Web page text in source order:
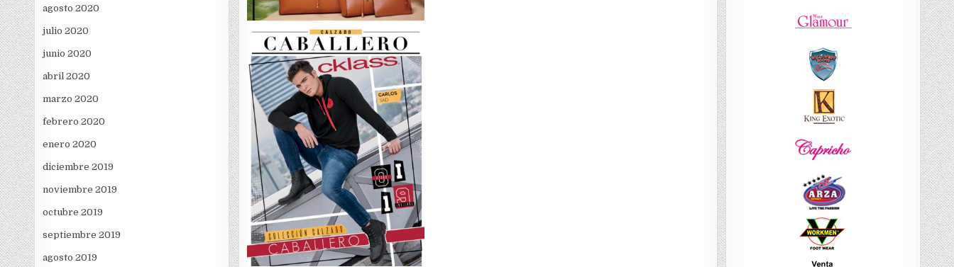
agosto 2020
julio 2020
junio 2020
abril 2020
marzo 2020
febrero 2020
enero 2020
diciembre 2019
noviembre 2019
octubre 2019
septiembre 2019
agosto 2019